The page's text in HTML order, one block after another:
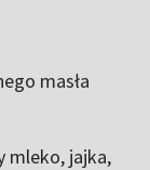
masła
mleko, jajka,